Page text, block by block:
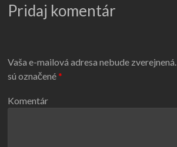
Pridaj komentár
Vaša e-mailová adresa nebude zverejnená.
sú označené*
Komentár